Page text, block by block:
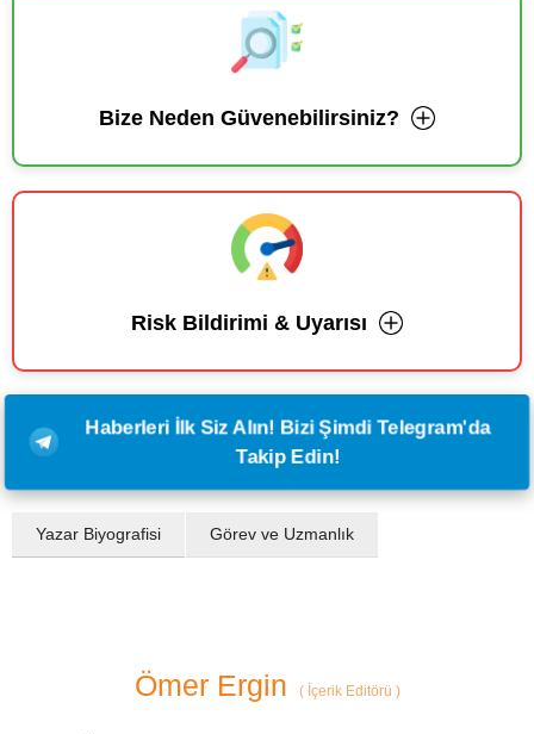
Bize Neden Güvenebilirsiniz?
Risk Bildirimi & Uyarısı
Haberleri İlk Siz Alın! Bizi Şimdi Telegram'da
Takip Edin!
Yazar Biyografisi Görev ve Uzmanlık
Ömer Ergin (İçerik Editörü )